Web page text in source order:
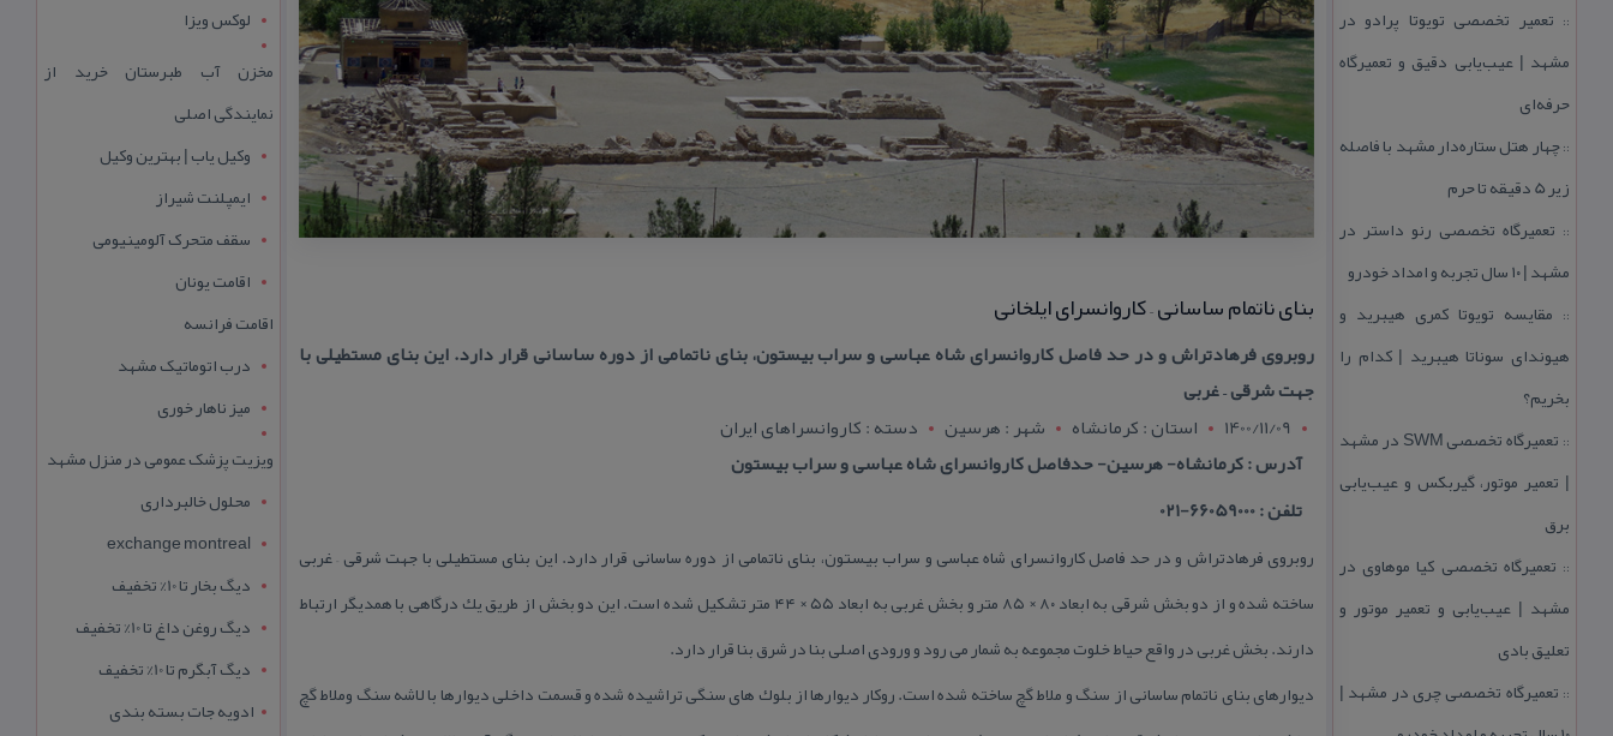
:: تعمیر تخصصی تویوتا پرادو در
مشهد | عیب‌یابی دقیق و تعمیرگاه
حرفه‌ای
::چهار هتل‌ ستاره‌دار مشهد با فاصله
زیر 5 دقیقه تا حرم
:: تعمیرگاه تخصصی رنو داستر در
مشهد | ۱۰ سال تجربه و امداد خودرو
:: مقایسه تویوتا كمری هیبرید و
هیوندای سوناتا هیبرید | كدام را
بخریم؟
::
تعمیرگاه تخصصی SWM در مشهد
| تعمیر موتور، گیربكس و عیب‌یابی
برق
:: تعمیرگاه تخصصی كیا موهاوی در
مشهد | عیب‌یابی و تعمیر موتور و
تعلیق بادی
:: تعمیرگاه تخصصی چری در مشهد |
بنای ناتمام ساسانی – كاروانسرای ایلخانی
روبروی فرهادتراش و در حد فاصل كاروانسرای شاه عباسی و سراب بیستون، بنای ناتمامی از دوره ساسانی قرار دارد. این بنای مستطیلی با
جهت شرقی – غربی
1400/11/09
استان : کرمانشاه شهر : هرسين
دسته : كاروانسراهای ایران
آدرس : كرمانشاه- هرسین- حدفاصل كاروانسرای شاه عباسی و سراب بیستون
تلفن : 66059000-021
روبروی فرهادتراش و در حد فاصل كاروانسرای شاه عباسی و سراب بیستون، بنای ناتمامی از دوره ساسانی قرار دارد. این بنای مستطیلی با جهت شرقی – غربی
ساخته شده و از دو بخش شرقی به ابعاد ۸۰ × ۸۵ متر و بخش غربی به ابعاد ۵۵ × ۴۴ متر تشكیل شده است. این دو بخش از طریق یك درگاهی با همدیگر ارتباط
دارند. بخش غربی در واقع حیاط خلوت مجموعه به شمار می رود و ورودی اصلی بنا در شرق بنا قرار دارد.
دیوارهای بنای ناتمام ساسانی از سنگ و ملاط گچ ساخته شده است. روكار دیوارها از بلوك های سنگی تراشیده شده و قسمت داخلی دیوارها با لاشه سنگ وملاط گچ
لوکس ویزا
مخزن آب طبرستان خرید از
نمایندگی اصلی
وکیل یاب | بهترین وکیل
ایمپلنت شیراز
سقف متحرک آلومینیومی
اقامت یونان
اقامت فرانسه
درب اتوماتیک مشهد
میز ناهار خوری
ویزیت پزشک عمومی در منزل مشهد
محلول خالبرداری
exchange montreal
دیگ بخار تا 10% تخفیف
دیگ روغن داغ تا 10% تخفیف
دیگ آبگرم تا 10% تخفیف
ادویه جات بسته بندی